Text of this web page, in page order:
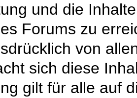
und die
Forums zu
von
sich diese
gilt für alle auf